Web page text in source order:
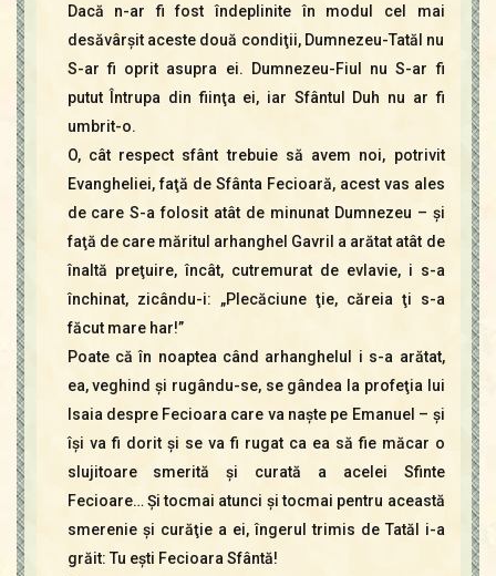
Dacă n-ar fi fost îndeplinite în modul cel mai
desăvârşit aceste două condiţii, Dumnezeu-Tatăl nu
S-ar fi oprit asupra ei. Dumnezeu-Fiul nu S-ar fi
putut Întrupa din fiinţa ei, iar Sfântul Duh nu ar fi
umbrit-o.
O, cât respect sfânt trebuie să avem noi, potrivit
Evangheliei, faţă de Sfânta Fecioară, acest vas ales
de care S-a folosit atât de minunat Dumnezeu – şi
faţă de care măritul arhanghel Gavril a arătat atât de
înaltă preţuire, încât, cutremurat de evlavie, i s-a
închinat, zicându-i: „Plecăciune ţie, căreia ţi s-a
făcut mare har!”
Poate că în noaptea când arhanghelul i s-a arătat,
ea, veghind şi rugându-se, se gândea la profeţia lui
Isaia despre Fecioara care va naşte pe Emanuel – şi
îşi va fi dorit şi se va fi rugat ca ea să fie măcar o
slujitoare smerită şi curată a acelei Sfinte
Fecioare… Şi tocmai atunci şi tocmai pentru această
smerenie şi curăţie a ei, îngerul trimis de Tatăl i-a
grăit: Tu eşti Fecioara Sfântă!